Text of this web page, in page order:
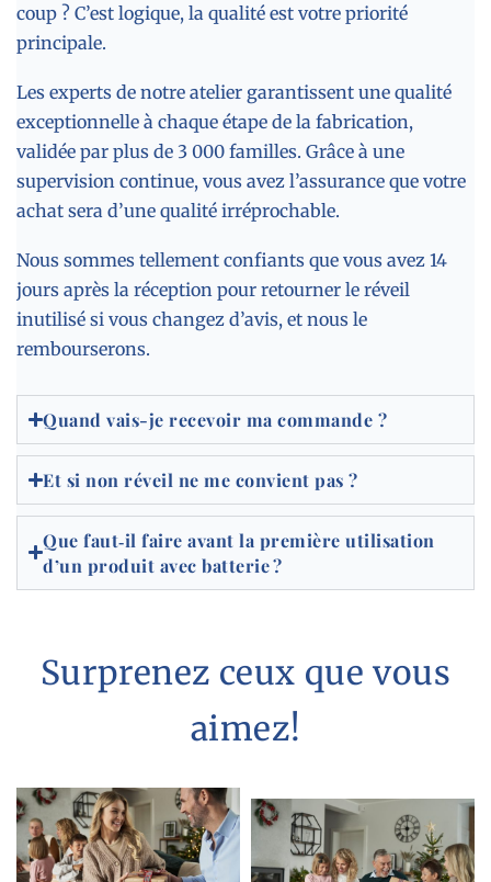
coup ? C’est logique, la qualité est votre priorité
principale.
Les experts de notre atelier garantissent une qualité
exceptionnelle à chaque étape de la fabrication,
validée par plus de 3 000 familles. Grâce à une
supervision continue, vous avez l’assurance que votre
achat sera d’une qualité irréprochable.
Nous sommes tellement confiants que vous avez 14
jours après la réception pour retourner le réveil
inutilisé si vous changez d’avis, et nous le
rembourserons.
Quand vais-je recevoir ma commande ?
Et si non réveil ne me convient pas ?
Que faut‑il faire avant la première utilisation
d’un produit avec batterie ?
Surprenez ceux que vous
aimez!